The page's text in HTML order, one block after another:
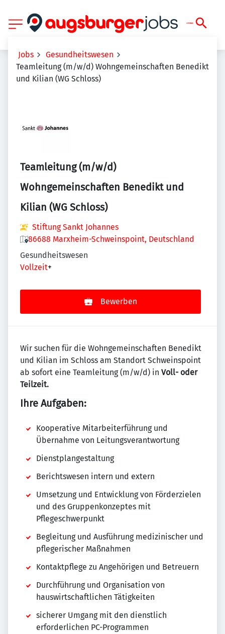
Jobs
Gesundheitswesen
Teamleitung (m/w/d) Wohngemeinschaften Benedikt
und Kilian (WG Schloss)
Teamleitung (m/w/d)
Wohngemeinschaften Benedikt und
Kilian (WG Schloss)
Stiftung Sankt Johannes
86688 Marxheim-Schweinspoint, Deutschland
Gesundheitswesen
Vollzeit+
Bewerben
Wir suchen für die Wohngemeinschaften Benedikt
und Kilian im Schloss am Standort Schweinspoint
ab sofort eine Teamleitung (m/w/d) in Voll- oder
Teilzeit.
Ihre Aufgaben:
Kooperative Mitarbeiterführung und
Übernahme von Leitungsverantwortung
Dienstplangestaltung
Berichtswesen intern und extern
Umsetzung und Entwicklung von Förderzielen
und des Gruppenkonzeptes mit
Pflegeschwerpunkt
Begleitung und Ausführung medizinischer und
pflegerischer Maßnahmen
Kontaktpflege zu Angehörigen und Betreuern
Durchführung und Organisation von
hauswirtschaftlichen Tätigkeiten
sicherer Umgang mit den dienstlich
erforderlichen PC-Programmen